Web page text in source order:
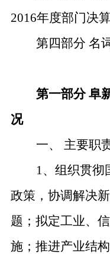
2016年度部门决
第四部分 名
第一部分 阜
况
一、
主要职
1、组织贯彻
政策，协调解决
题；拟定工业、
施；推进产业结